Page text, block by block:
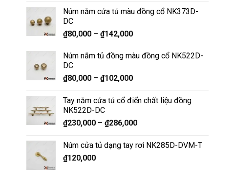
Núm nắm cửa tủ màu đồng cổ NK373D-
DC
₫80,000 –₫142,000
Núm nắm tủ đồng màu đồng cổ NK522D-
DC
₫80,000 –₫102,000
Tay nắm cửa tủ cổ điển chất liệu đồng
NK522D-DC
₫230,000 –₫286,000
Núm cửa tủ dạng tay rơi NK285D-DVM-T
₫120,000